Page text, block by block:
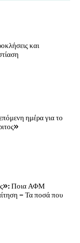
και
ημέρα για το
Ποια ΑΦΜ
– Τα ποσά που